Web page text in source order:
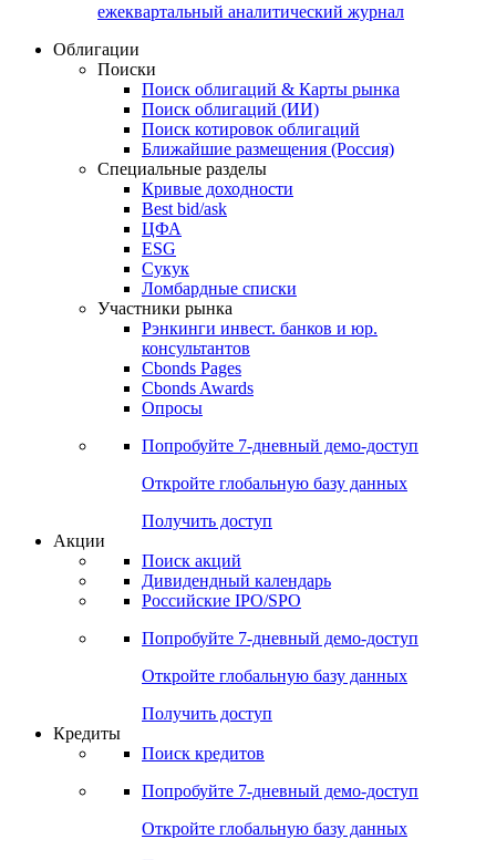
ежеквартальный аналитический журнал
Облигации
Поиски
Поиск облигаций & Карты рынка
Поиск облигаций (ИИ)
Поиск котировок облигаций
Ближайшие размещения (Россия)
Специальные разделы
Кривые доходности
Best bid/ask
ЦФА
ESG
Сукук
Ломбардные списки
Участники рынка
Рэнкинги инвест. банков и юр.
консультантов
Cbonds Pages
Cbonds Awards
Опросы
Попробуйте 7-дневный демо-доступ
Откройте глобальную базу данных
Получить доступ
Акции
Поиск акций
Дивидендный календарь
Российские IPO/SPO
Попробуйте 7-дневный демо-доступ
Откройте глобальную базу данных
Получить доступ
Кредиты
Поиск кредитов
Попробуйте 7-дневный демо-доступ
Откройте глобальную базу данных